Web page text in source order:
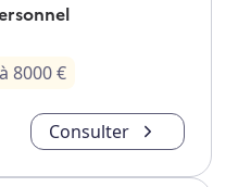
8000€
Consulter